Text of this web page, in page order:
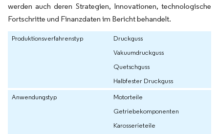
werden auch deren Strategien, Innovationen, technologische
Fortschritte und Finanzdaten im Bericht behandelt.
Produktionsverfahrenstyp
Druckguss
Vakuumdruckguss
Quetschguss
Halbfester Druckguss
Anwendungstyp
Motorteile
Getriebekomponenten
Karosserieteile